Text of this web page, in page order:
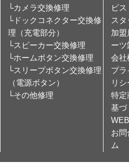
└カメラ交換修理
└ドックコネクター交換修
理（充電部分）
└スピーカー交換修理
└ホームボタン交換修理
└スリープボタン交換修理
（電源ボタン）
└その他修理
ビス
ス
加盟
ーツ
会社
プラ
リシ
特定
基づ
お問
ム